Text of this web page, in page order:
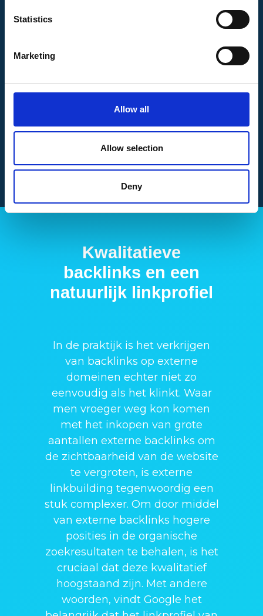
Statistics
Marketing
Allow all
Allow selection
Deny
Kwalitatieve
backlinks en een
natuurlijk linkprofiel
In de praktijk is het verkrijgen
van backlinks op externe
domeinen echter niet zo
eenvoudig als het klinkt. Waar
men vroeger weg kon komen
met het inkopen van grote
aantallen externe backlinks om
de zichtbaarheid van de website
te vergroten, is externe
linkbuilding tegenwoordig een
stuk complexer. Om door middel
van externe backlinks hogere
posities in de organische
zoekresultaten te behalen, is het
cruciaal dat deze kwalitatief
hoogstaand zijn. Met andere
woorden, vindt Google het